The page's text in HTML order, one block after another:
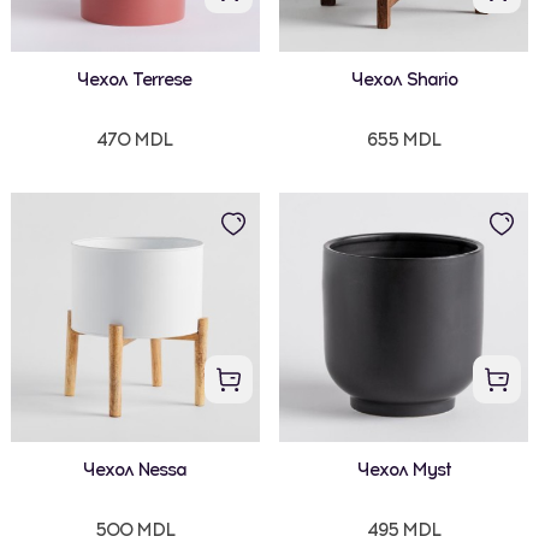
Чехол Terrese
470 MDL
Чехол Shario
655 MDL
Чехол Nessa
500 MDL
Чехол Myst
495 MDL